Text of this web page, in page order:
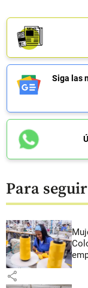
Siga las
Para
share